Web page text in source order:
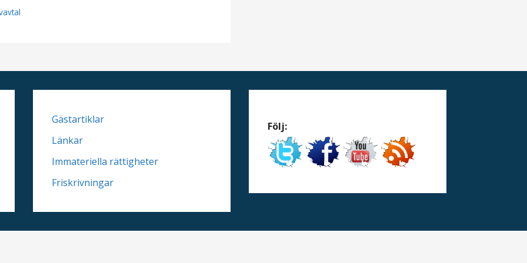
Gästartiklar
Länkar
Immateriella rättigheter
Friskrivningar
Följ: